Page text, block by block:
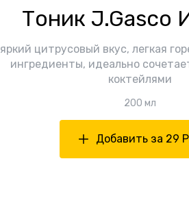
Тоник J.Gasco
яркий цитрусовый вкус, легкая
ингредиенты, идеально
коктейлями
200 мл
Добавить за 29